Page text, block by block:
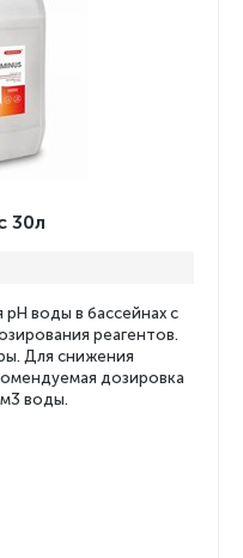
30л
воды в бассейнах с
реагентов.
Для снижения
дозировка
воды.